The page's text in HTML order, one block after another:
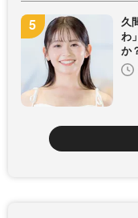
久
わ
か